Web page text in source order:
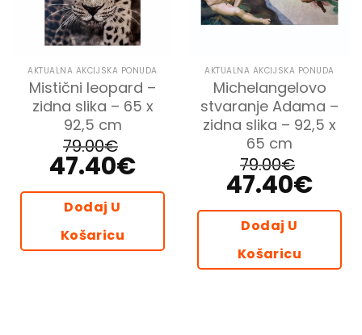
AKTUALNA AKCIJSKA PONUDA
Mistični leopard –
zidna slika – 65 x
92,5 cm
79.00€
Izvorna
cijena
bila
je:
79.00€.
47.40€Trenutna
cijena
47.40€.
Dodaj U
Košaricu
AKTUALNA AKCIJSKA PONUDA
Michelangelovo
stvaranje Adama –
zidna slika – 92,5 x
65 cm
79.00€
Izvorna
cijena
bila
je:
79.00€.
47.40€Trenutna
cijena
47.40€.
Dodaj U
Košaricu